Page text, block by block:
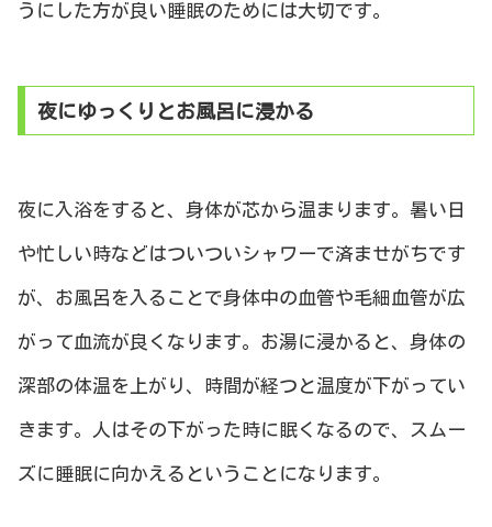
うにした方が良い睡眠のためには大切です。
夜にゆっくりとお風呂に浸かる
夜に入浴をすると、身体が芯から温まります。暑い日
や忙しい時などはついついシャワーで済ませがちです
が、お風呂を入ることで身体中の血管や毛細血管が広
がって血流が良くなります。お湯に浸かると、身体の
深部の体温を上がり、時間が経つと温度が下がってい
きます。人はその下がった時に眠くなるので、スムー
ズに睡眠に向かえるということになります。